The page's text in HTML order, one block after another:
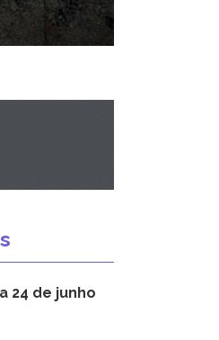
24 de junho